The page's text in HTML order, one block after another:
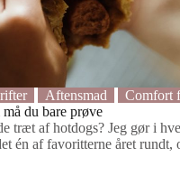
Aftensmad
Comfort
du bare prøve
træt af hotdogs? Jeg gør i
én af favoritterne året rundt,